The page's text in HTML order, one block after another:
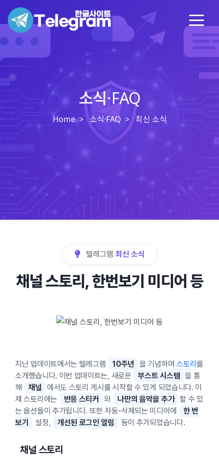
소식·FAQ
Home 소식·FAQ 최신 소식
텔레그램 최신 소식
채널 스토리, 한번보기 미디어 등
지난 업데이트에서는 텔레그램 10주년 을 기념하며 스토리를
소개했습니다. 이번 업데이트는, 새로운
부스트 시스템 을 통
해
채널
에서도 스토리 게시를 시작할 수 있게 되었습니다. 이
제 스토리에는
반응 스티커 와 나만의 음악을 추가 할 수 있
는 옵션들이 추가됩니다. 또한 자동-삭제되는 미디어에
한 번
보기
설정, 개선된 로그인 알림 등이 추가되었습니다.
채널 스토리